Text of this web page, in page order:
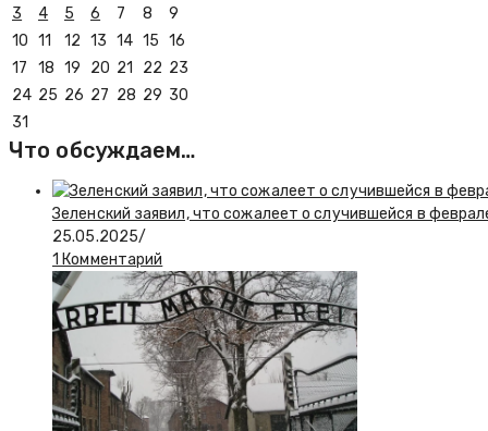
3
4 5 6 7 8
9
10 11 12 13 14 15 16
17
18 19 20 21 22 23
24 25 26 27 28 29 30
31
Что обсуждаем…
Зеленский заявил, что сожалеет о случившейся в
25.05.2025/
1 Комментарий